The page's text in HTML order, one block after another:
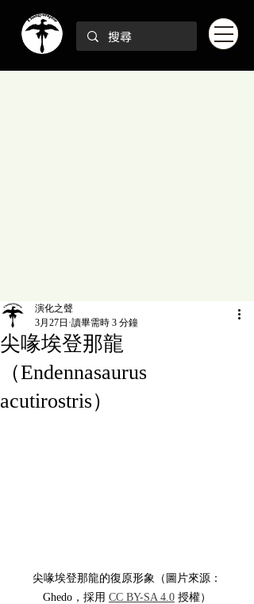
尖喙埃登那龍
（Endennasaurus
acutirostris）
演化之聲
3月27日 讀畢需時 3 分鐘
尖喙埃登那龍的復原形象（圖片來源：
Ghedo，採用 CC BY-SA 4.0 授權）